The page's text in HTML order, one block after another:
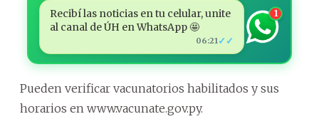
Recibí las noticias en tu celular, unite
al canal de ÚH en WhatsApp 🤩
06:21✓✓
1
Pueden verificar vacunatorios habilitados y sus
horarios en www.vacunate.gov.py.